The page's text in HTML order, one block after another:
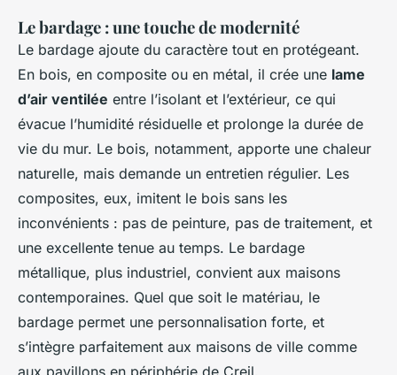
Le bardage : une touche de modernité
Le bardage ajoute du caractère tout en protégeant.
En bois, en composite ou en métal, il crée une lame
d’air ventilée entre l’isolant et l’extérieur, ce qui
évacue l’humidité résiduelle et prolonge la durée de
vie du mur. Le bois, notamment, apporte une chaleur
naturelle, mais demande un entretien régulier. Les
composites, eux, imitent le bois sans les
inconvénients : pas de peinture, pas de traitement, et
une excellente tenue au temps. Le bardage
métallique, plus industriel, convient aux maisons
contemporaines. Quel que soit le matériau, le
bardage permet une personnalisation forte, et
s’intègre parfaitement aux maisons de ville comme
aux pavillons en périphérie de Creil.